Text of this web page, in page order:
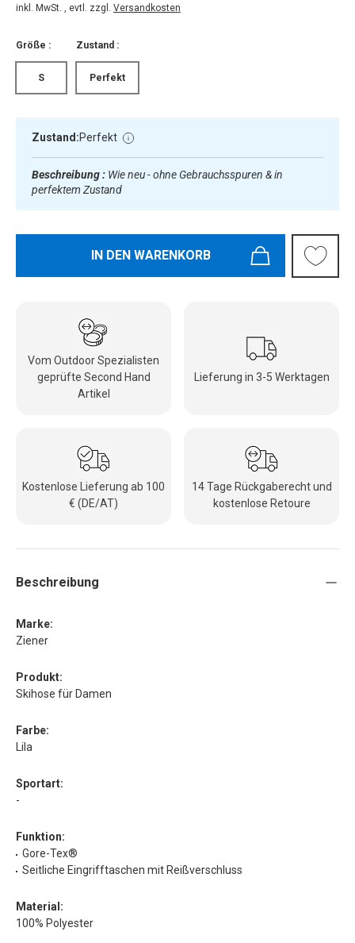
inkl. MwSt. , evtl. zzgl. Versandkosten
Größe :
S
Zustand :
Perfekt
Zustand:Perfekt
Beschreibung : Wie neu - ohne Gebrauchsspuren & in
perfektem Zustand
IN DEN WARENKORB
Vom Outdoor Spezialisten
geprüfte Second Hand
Artikel
Lieferung in 3-5 Werktagen
Kostenlose Lieferung ab 100
€ (DE/AT)
14 Tage Rückgaberecht und
kostenlose Retoure
Beschreibung
Marke:
Ziener
Produkt:
Skihose für Damen
Farbe:
Lila
Sportart:
-
Funktion:
Gore-Tex®
Seitliche Eingrifftaschen mit Reißverschluss
Material:
100% Polyester